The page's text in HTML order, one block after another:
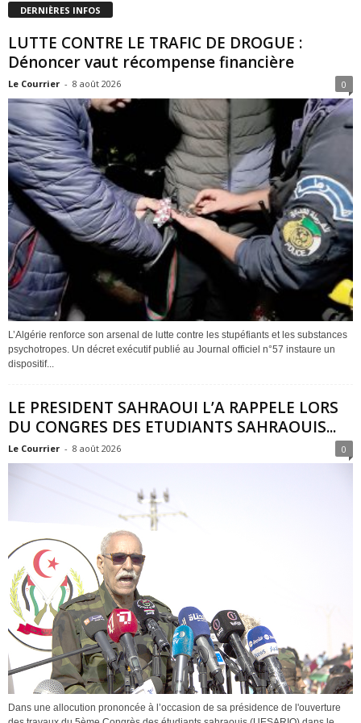
DERNIÈRES INFOS
LUTTE CONTRE LE TRAFIC DE DROGUE :
Dénoncer vaut récompense financière
Le Courrier - 8 août 2026 0
L’Algérie renforce son arsenal de lutte contre les stupéfiants et les substances
psychotropes. Un décret exécutif publié au Journal officiel n°57 instaure un
dispositif...
LE PRESIDENT SAHRAOUI L’A RAPPELE LORS
DU CONGRES DES ETUDIANTS SAHRAOUIS...
Le Courrier - 8 août 2026 0
Dans une allocution prononcée à l’occasion de sa présidence de l'ouverture